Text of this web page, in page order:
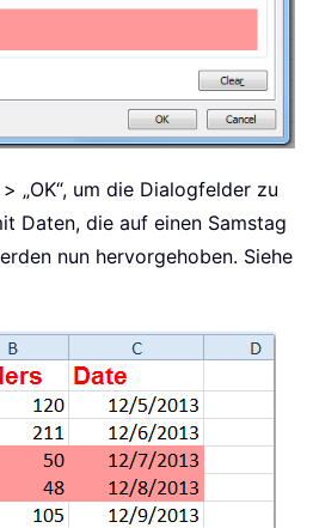
„OK“, um die Dialogfelder zu
Daten, die auf einen Samstag
nun hervorgehoben. Siehe